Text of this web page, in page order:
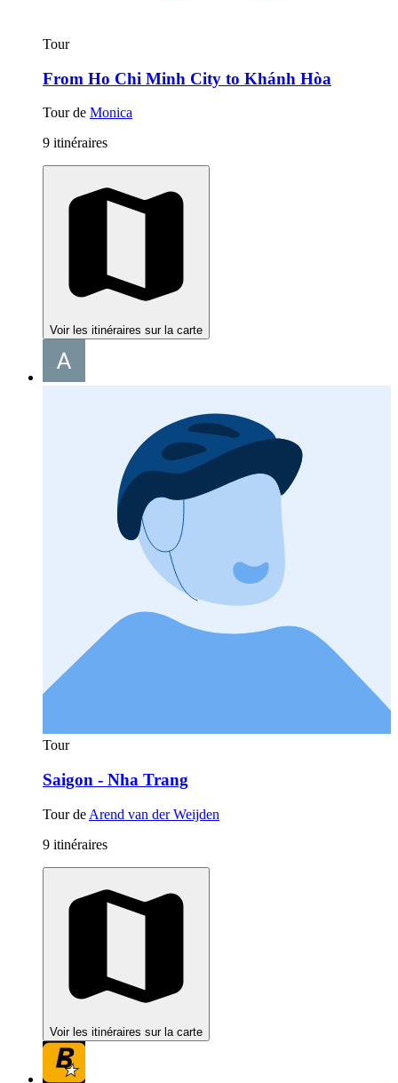
Tour
From Ho Chi Minh City to Khánh Hòa
Tour de Monica
9 itinéraires
Voir les itinéraires sur la carte
Tour
Saigon - Nha Trang
Tour de Arend van der Weijden
9 itinéraires
Voir les itinéraires sur la carte